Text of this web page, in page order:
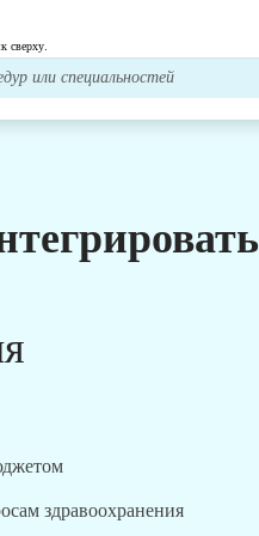
сверху.
здравоохранения